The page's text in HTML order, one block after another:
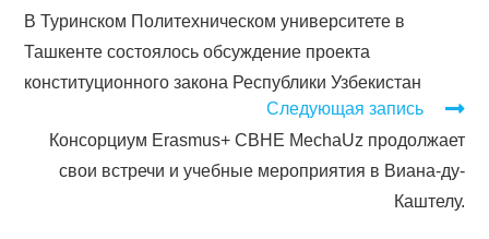
В Туринском Политехническом университете в
Ташкенте состоялось обсуждение проекта
конституционного закона Республики Узбекистан
Следующая запись
Консорциум Erasmus+ CBHE MechaUz продолжает
свои встречи и учебные мероприятия в Виана-ду-
Каштелу.